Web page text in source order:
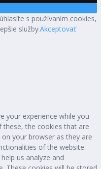
s používaním cookies,
služby.Akceptovať
your experience while you
the cookies that are
your browser as they are
of the website.
us analyze and